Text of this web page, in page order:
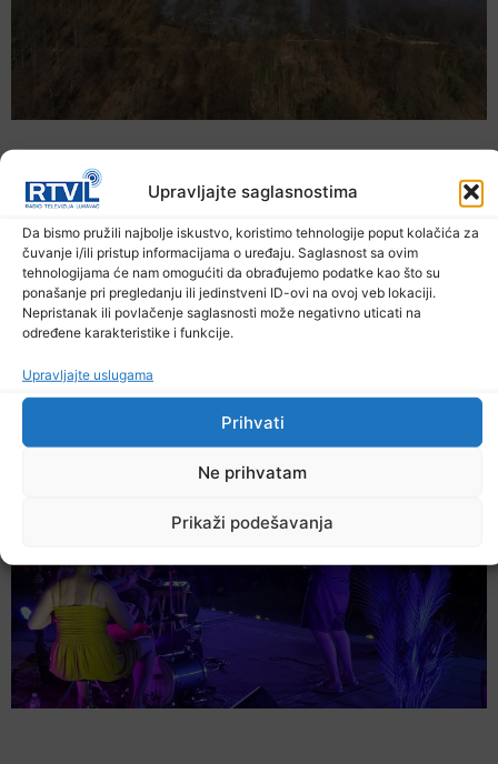
Upravljajte saglasnostima
Da bismo pružili najbolje iskustvo, koristimo tehnologije poput kolačića za
čuvanje i/ili pristup informacijama o uređaju. Saglasnost sa ovim
tehnologijama će nam omogućiti da obrađujemo podatke kao što su
ponašanje pri pregledanju ili jedinstveni ID-ovi na ovoj veb lokaciji.
Nepristanak ili povlačenje saglasnosti može negativno uticati na
određene karakteristike i funkcije.
Upravljajte uslugama
Prihvati
Ne prihvatam
Prikaži podešavanja
U TK povećan broj požara